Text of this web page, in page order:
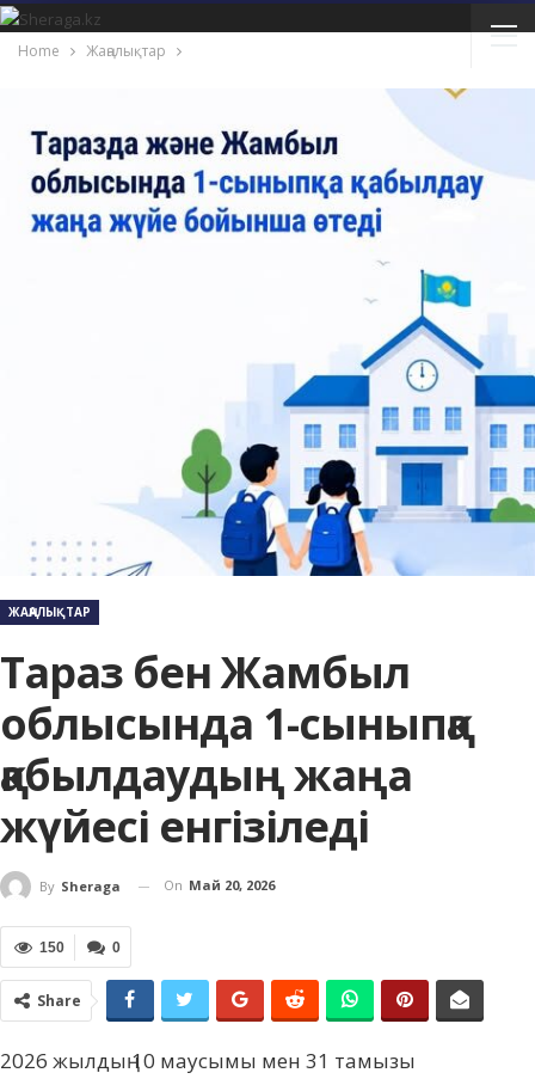
Home Жаңалықтар
ЖАҢАЛЫҚТАР
Тараз бен Жамбыл
облысында 1-сыныпқа
қабылдаудың жаңа
жүйесі енгізіледі
By Sheraga On Май 20, 2026
0
150
Share
2026 жылдың 10 маусымы мен 31 тамызы